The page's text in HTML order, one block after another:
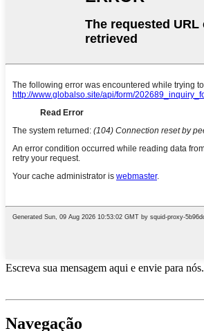
Escreva sua mensagem aqui e envie para nós.
Navegação